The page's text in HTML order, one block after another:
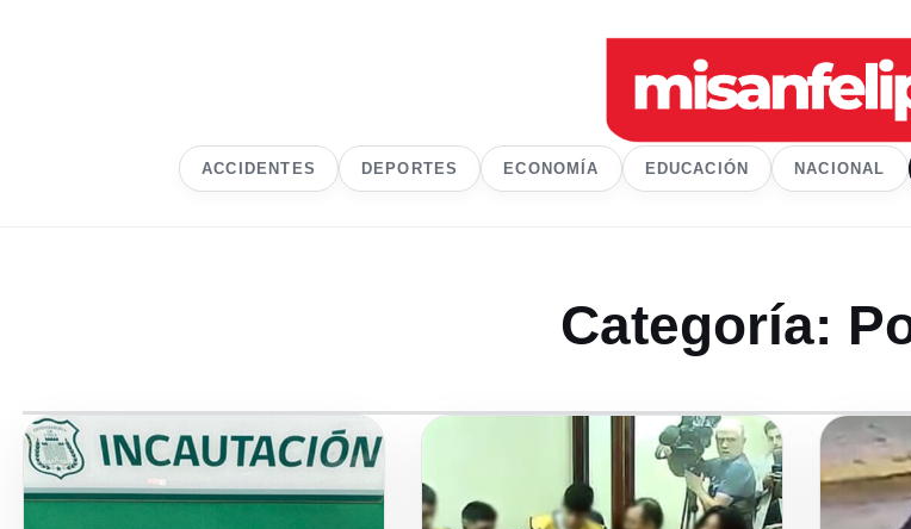
ACCIDENTES DEPORTES ECONOMÍA EDUCACIÓN NACIONAL
Categoría: